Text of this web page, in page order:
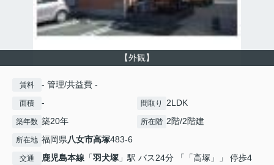
【外観】
賃料 - 管理/共益費 -
面積 - 間取り 2LDK
築年数 築20年 所在階 2階/2階建
所在地 福岡県八女市高塚483-6
交通 鹿児島本線 「羽犬塚 」駅 バス24分 「「高塚」」 停歩4